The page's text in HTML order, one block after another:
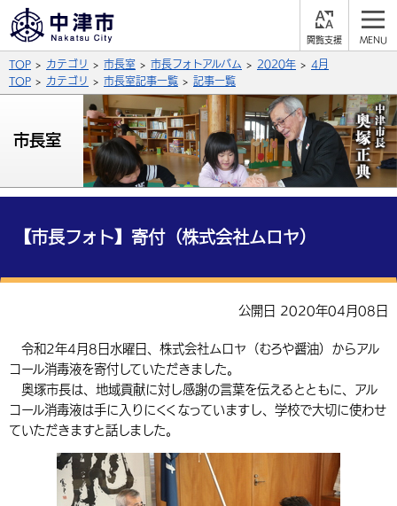
支
背景色
青 白
文字の大きさ
拡大 標準 縮小
言語を選択
英語（English） 中国語（簡体字）
中国語（繁体字）
組織案内
公式SNS
X (Twitter) YouTube
サイト内検索
総合メニュー
保険・年金
福祉・介護 健康・予防
住宅・インフラ
環境・衛生 生涯学習・スポーツ・人権
外国人の方向け情報
入札・契約 産業・雇用
農林水産業 税金
都市整備
子育て・教育
施設情報 子どもを預ける
手当・助成 健康・医療
相談・支援・情報 計画・施策
観光・移住
観光なび
遊ぶ・体験する グルメ・食べる
買う・おみやげ 四季のイベント・祭り
市政情報
中津市について 市役所の紹介
地方創生・地域活性化 広報・広聴
TOP カテゴリ 市長室 市長フォトアルバム 2020年
4月
TOP
カテゴリ 市長室記事一覧 記事一覧
市長室
【市長フォト】寄付（株式会社ムロヤ）
公開日 2020年04月08日
令和2年4月8日水曜日、株式会社ムロヤ（むろや醤油）からアル
コール消毒液を寄付していただきました。
奥塚市長は、地域貢献に対し感謝の言葉を伝えるとともに、アル
コール消毒液は手に入りにくくなっていますし、学校で大切に使わせ
ていただきますと話しました。